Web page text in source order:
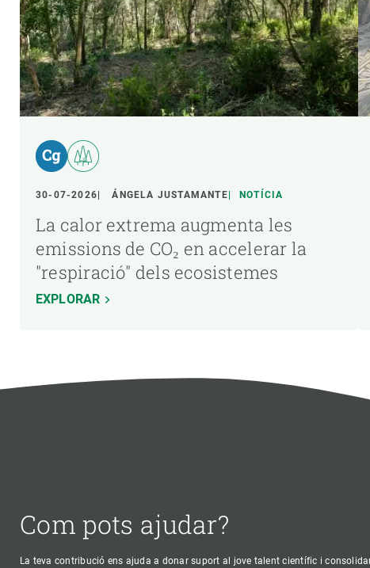
30-07-2026 ÁNGELA JUSTAMANTE NOTÍCIA
La calor extrema augmenta les
emissions de CO₂ en accelerar la
"respiració" dels ecosistemes
EXPLORAR
Com pots ajudar?
La teva contribució ens ajuda a donar suport al jove talent científic i